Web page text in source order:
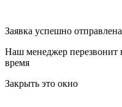
Заявка успешно
Наш менеджер перезвонит
время
Закрыть это окно